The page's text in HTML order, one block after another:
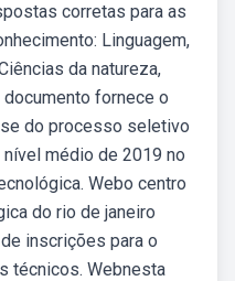
corretas para as
Linguagem,
da natureza,
fornece o
do processo seletivo
médio de 2019 no
Webo centro
do rio de janeiro
inscrições para o
técnicos. Webnesta